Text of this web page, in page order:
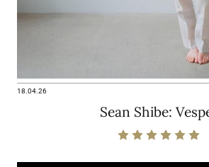
18.04.26
Sean Shibe: